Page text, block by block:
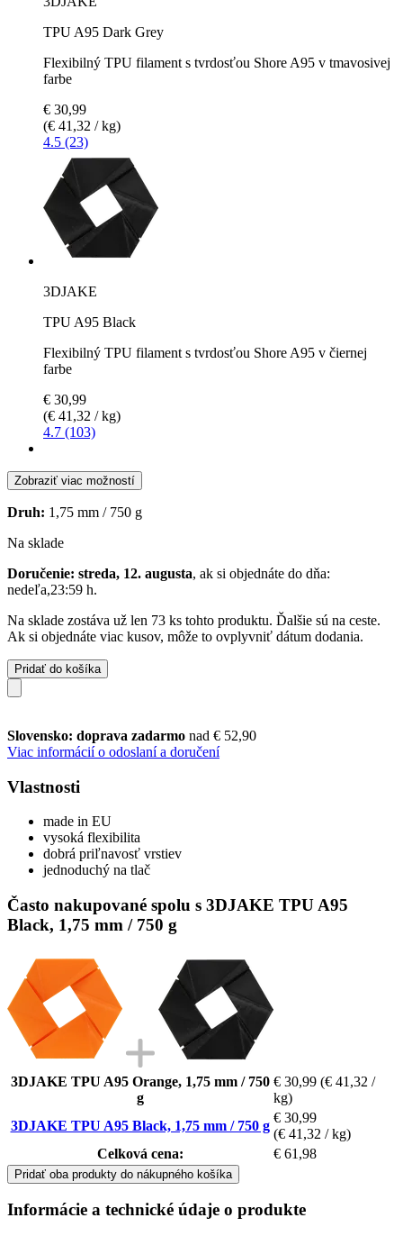
TPU A95 Dark Grey
Flexibilný TPU filament s tvrdosťou Shore A95 v tmavosivej
farbe
€ 30,99
(€ 41,32 / kg)
4.5 (23)
3DJAKE
TPU A95 Black
Flexibilný TPU filament s tvrdosťou Shore A95 v čiernej
farbe
€ 30,99
(€ 41,32 / kg)
4.7 (103)
Zobraziť viac možností
Druh: 1,75 mm / 750 g
Na sklade
Doručenie: streda, 12. augusta, ak si objednáte do dňa:
nedeľa,23:59 h.
Na sklade zostáva už len 73 ks tohto produktu. Ďalšie sú na ceste.
Ak si objednáte viac kusov, môže to ovplyvniť dátum dodania.
Pridať do košíka
Slovensko: doprava zadarmo nad € 52,90
Viac informácií o odoslaní a doručení
Vlastnosti
made in EU
vysoká flexibilita
dobrá priľnavosť vrstiev
jednoduchý na tlač
Často nakupované spolu s 3DJAKE TPU A95
Black, 1,75 mm / 750 g
3DJAKE TPU A95 Orange, 1,75 mm / 750
g
€ 30,99 (€ 41,32 /
kg)
3DJAKE TPU A95 Black, 1,75 mm / 750 g
€ 30,99
(€ 41,32 / kg)
Celková cena:
€ 61,98
Pridať oba produkty do nákupného košíka
Informácie a technické údaje o produkte